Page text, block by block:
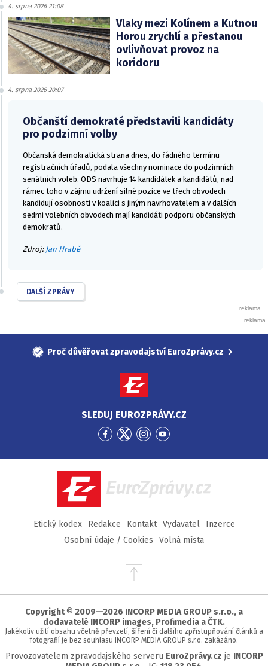
4. srpna 2026 21:08
Vlaky mezi Kolínem a Kutnou
Horou zrychlí a přestanou
ovlivňovat provoz na
koridoru
4. srpna 2026 20:07
Občanští demokraté představili kandidáty
pro podzimní volby
Občanská demokratická strana dnes, do řádného termínu
registračních úřadů, podala všechny nominace do podzimních
senátních voleb. ODS navrhuje 14 kandidátek a kandidátů, nad
rámec toho v zájmu udržení silné pozice ve třech obvodech
kandidují osobnosti v koalici s jiným navrhovatelem a v dalších
sedmi volebních obvodech mají kandidáti podporu občanských
demokratů.
Zdroj: Jan Hrabě
DALŠÍ ZPRÁVY
Proč důvěřovat zpravodajství EuroZprávy.cz
SLEDUJ EUROZPRÁVY.CZ
Přejít
Facebook
Přejít
Twitter
Přejít
Instagram
Přejít
YouTube
EuroZprávy.cz
Etický kodex Redakce Kontakt Vydavatel
Inzerce
Osobní údaje / Cookies
Volná místa
Přejít
stránky
Copyright © 2009—2026 INCORP MEDIA GROUP s.r.o., a
dodavatelé INCORP images, Profimedia a ČTK.
Jakékoliv užití obsahu včetně převzetí, šíření či dalšího zpřístupňování článků a
fotografií je bez souhlasu INCORP MEDIA GROUP s.r.o. zakázáno.
Provozovatelem zpravodajského serveru EuroZprávy.cz je INCORP